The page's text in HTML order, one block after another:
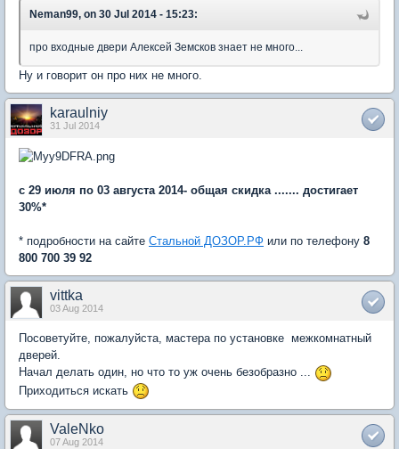
Neman99, on 30 Jul 2014 - 15:23:
про входные двери Алексей Земсков знает не много...
Ну и говорит он про них не много.
karaulniy
31 Jul 2014
с 29 июля по 03 августа 2014- общая скидка ....... достигает
30%*
* подробности на сайте Стальной ДОЗОР.РФ или по телефону 8
800 700 39 92
vittka
03 Aug 2014
Посоветуйте, пожалуйста, мастера по установке межкомнатный
дверей.
Начал делать один, но что то уж очень безобразно ...
Приходиться искать
ValeNko
07 Aug 2014